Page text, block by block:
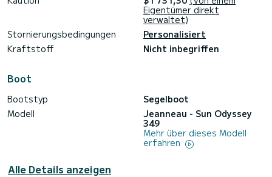
Eigentümer direkt
verwaltet)
Stornierungsbedingungen
Personalisiert
Kraftstoff
Nicht inbegriffen
Boot
Bootstyp
Segelboot
Modell
Jeanneau - Sun Odyssey
349
Mehr über dieses Modell
erfahren
Alle Details anzeigen